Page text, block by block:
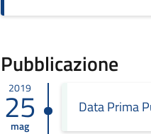
Pubblicazione
2019
25
mag
Data Prima